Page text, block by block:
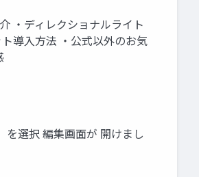
・ディレクショナルライト
導入方法 ・公式以外のお気
選択 編集画面が 開けまし